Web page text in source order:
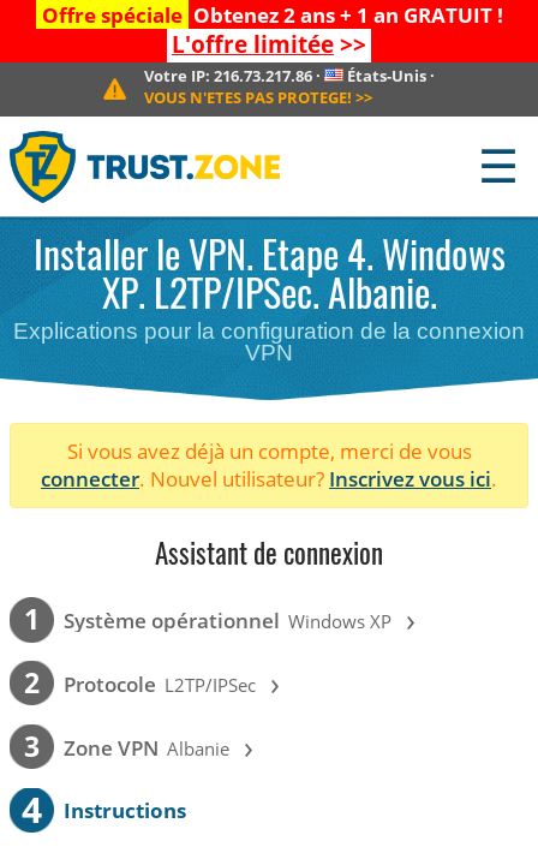
Offre spéciale Obtenez 2 ans + 1 an GRATUIT !
L'offre limitée>>
Votre IP:216.73.217.86 · États-Unis·
VOUS N'ETES PAS PROTEGE! >>
☰
Installer le VPN. Etape 4. Windows
XP. L2TP/IPSec. Albanie.
Explications pour la configuration de la connexion
VPN
Si vous avez déjà un compte, merci de vous
connecter. Nouvel utilisateur? Inscrivez vous ici.
Assistant de connexion
1 Système opérationnel Windows XP ›
2 Protocole L2TP/IPSec ›
3 Zone VPN Albanie ›
4 Instructions